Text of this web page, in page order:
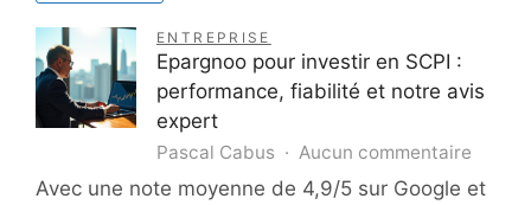
ENTREPRISE
Epargnoo pour investir en SCPI :
performance, fiabilité et notre avis
expert
Pascal Cabus Aucun commentaire
Avec une note moyenne de 4,9/5 sur Google et